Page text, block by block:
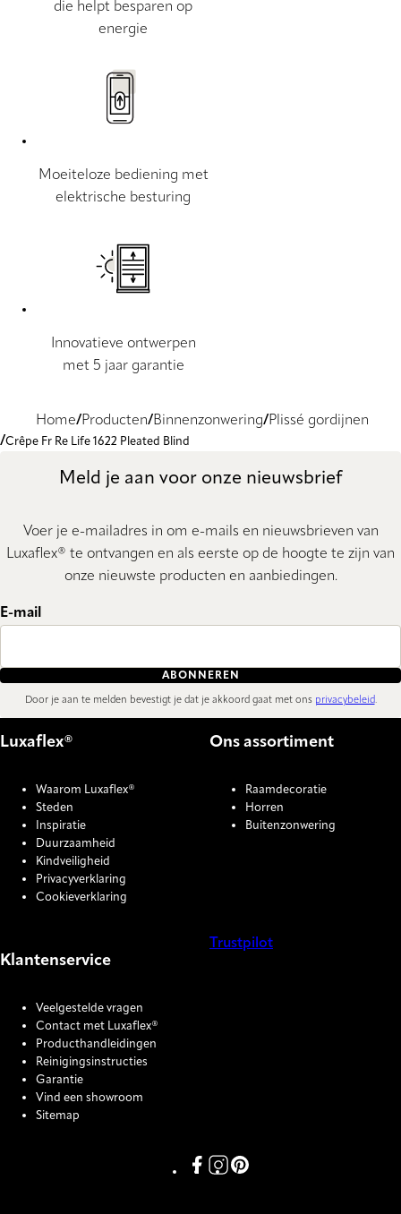
die helpt besparen op
energie
Moeiteloze bediening met
elektrische besturing
Innovatieve ontwerpen
met 5 jaar garantie
Home Producten Binnenzonwering Plissé gordijnen
Crêpe Fr Re Life 1622 Pleated Blind
Meld je aan voor onze nieuwsbrief
Voer je e-mailadres in om e-mails en nieuwsbrieven van
Luxaflex® te ontvangen en als eerste op de hoogte te zijn van
onze nieuwste producten en aanbiedingen.
E-mail
ABONNEREN
Door je aan te melden bevestigt je dat je akkoord gaat met ons privacybeleid.
Luxaflex®
Waarom Luxaflex®
Steden
Inspiratie
Duurzaamheid
Kindveiligheid
Privacyverklaring
Cookieverklaring
Ons assortiment
Raamdecoratie
Horren
Buitenzonwering
Klantenservice
Veelgestelde vragen
Contact met Luxaflex®
Producthandleidingen
Reinigingsinstructies
Garantie
Vind een showroom
Sitemap
Trustpilot
Link missing Display text from
Link missing Display text
Link missing Display text